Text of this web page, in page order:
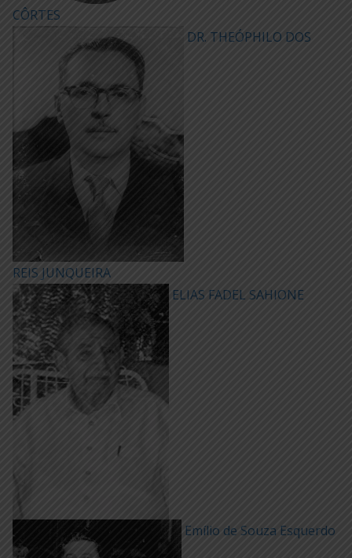
CÔRTES
DR. THEÓPHILO DOS
REIS JUNQUEIRA
ELIAS FADEL SAHIONE
Emílio de Souza Esquerdo